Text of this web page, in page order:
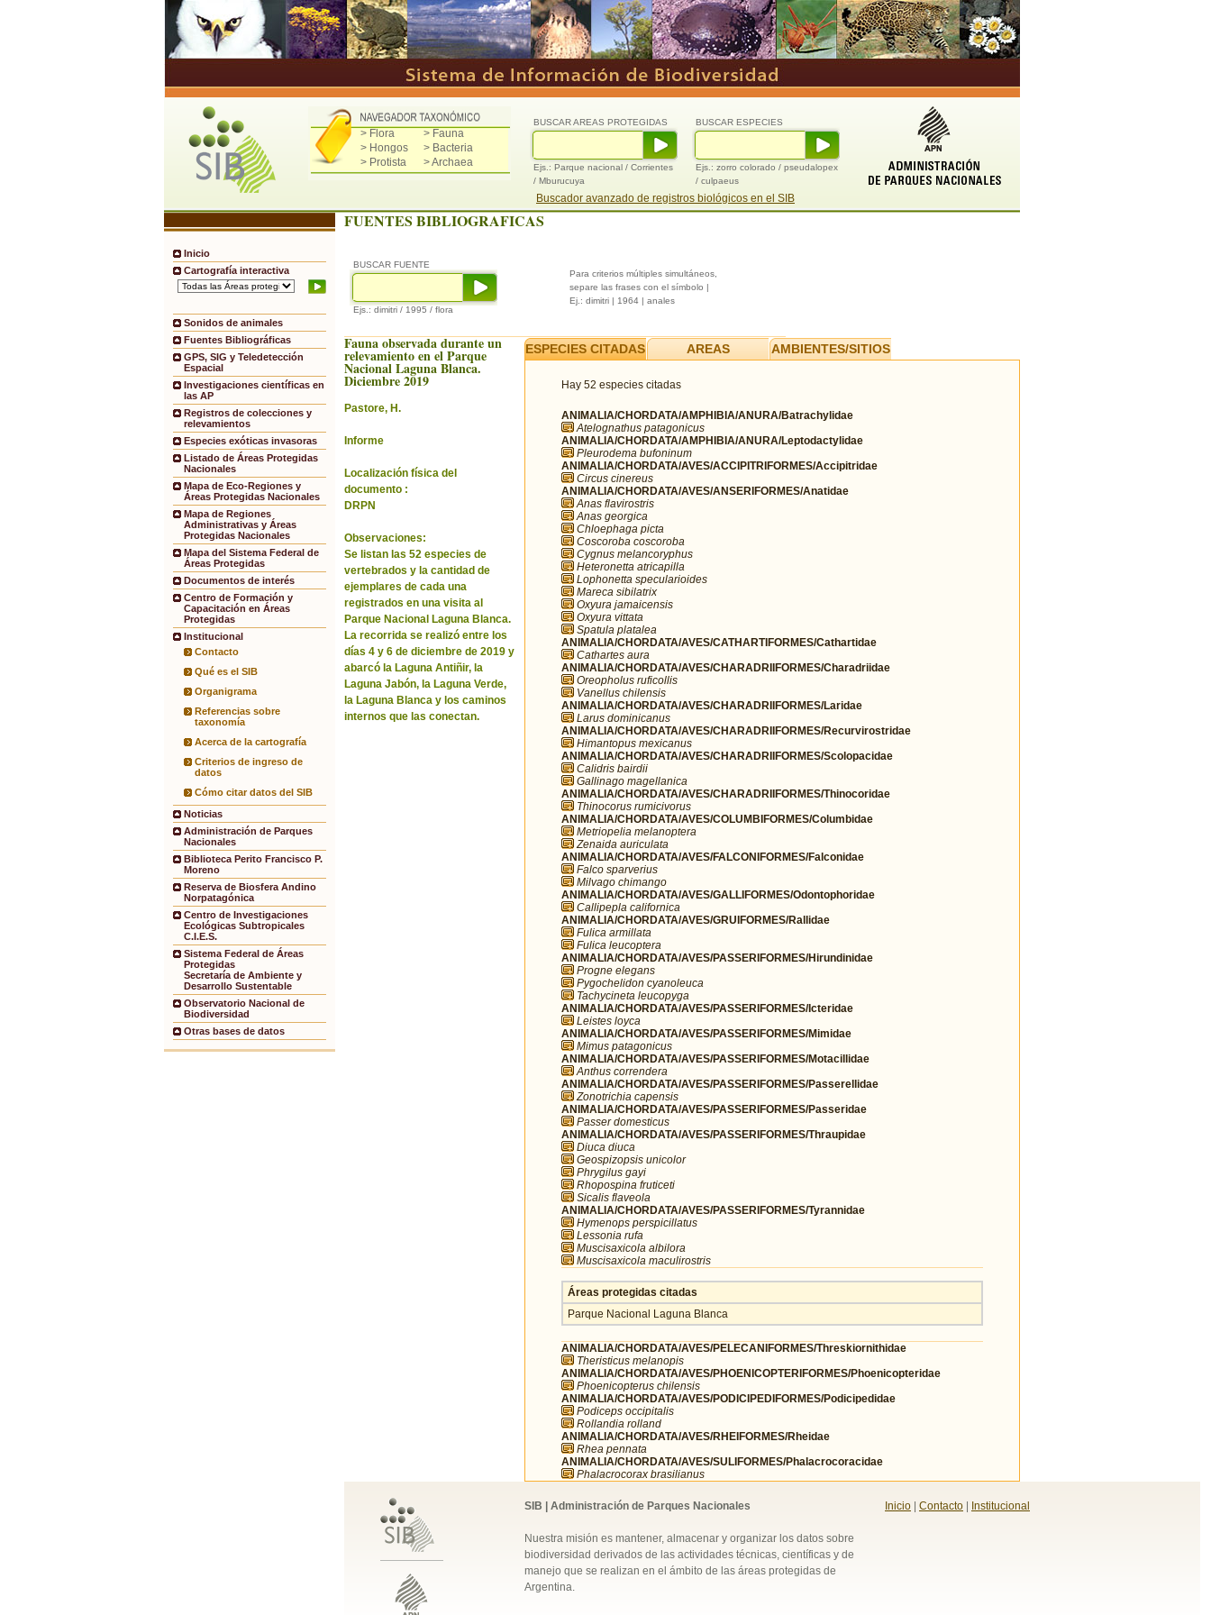
> Flora
> Fauna
> Hongos
> Bacteria
> Protista
> Archaea
BUSCAR ESPECIES
Ejs.: zorro colorado / pseudalopex
/ culpaeus
BUSCAR AREAS PROTEGIDAS
Ejs.: Parque nacional / Corrientes
/ Mburucuya
Buscador avanzado de registros biológicos en el SIB
Inicio
Cartografía interactiva
Sonidos de animales
Fuentes Bibliográficas
GPS, SIG y Teledetección
Espacial
Investigaciones científicas en
las AP
Registros de colecciones y
relevamientos
Especies exóticas invasoras
Listado de Áreas Protegidas
Nacionales
Mapa de Eco-Regiones y
Áreas Protegidas Nacionales
Mapa de Regiones
Administrativas y Áreas
Protegidas Nacionales
Mapa del Sistema Federal de
Áreas Protegidas
Documentos de interés
Centro de Formación y
Capacitación en Áreas
Protegidas
Institucional
Contacto
Qué es el SIB
Organigrama
Referencias sobre
taxonomía
Acerca de la cartografía
Criterios de ingreso de
datos
Cómo citar datos del SIB
Noticias
Administración de Parques
Nacionales
Biblioteca Perito Francisco P.
Moreno
Reserva de Biosfera Andino
Norpatagónica
Centro de Investigaciones
Ecológicas Subtropicales
C.I.E.S.
Sistema Federal de Áreas
Protegidas
Secretaría de Ambiente y
Desarrollo Sustentable
Observatorio Nacional de
Biodiversidad
Otras bases de datos
FUENTES BIBLIOGRAFICAS
BUSCAR FUENTE
Ejs.: dimitri / 1995 / flora
Para criterios múltiples simultáneos,
separe las frases con el símbolo |
Ej.: dimitri | 1964 | anales
Fauna observada durante un
relevamiento en el Parque
Nacional Laguna Blanca.
Diciembre 2019
Pastore, H.
Informe
Localización física del
documento :
DRPN
Observaciones:
Se listan las 52 especies de
vertebrados y la cantidad de
ejemplares de cada una
registrados en una visita al
Parque Nacional Laguna Blanca.
La recorrida se realizó entre los
días 4 y 6 de diciembre de 2019 y
abarcó la Laguna Antiñir, la
Laguna Jabón, la Laguna Verde,
la Laguna Blanca y los caminos
internos que las conectan.
ESPECIES CITADAS AREAS AMBIENTES/SITIOS
Hay 52 especies citadas
ANIMALIA/CHORDATA/AMPHIBIA/ANURA/Batrachylidae
Atelognathus patagonicus
ANIMALIA/CHORDATA/AMPHIBIA/ANURA/Leptodactylidae
Pleurodema bufoninum
ANIMALIA/CHORDATA/AVES/ACCIPITRIFORMES/Accipitridae
Circus cinereus
ANIMALIA/CHORDATA/AVES/ANSERIFORMES/Anatidae
Anas flavirostris
Anas georgica
Chloephaga picta
Coscoroba coscoroba
Cygnus melancoryphus
Heteronetta atricapilla
Lophonetta specularioides
Mareca sibilatrix
Oxyura jamaicensis
Oxyura vittata
Spatula platalea
ANIMALIA/CHORDATA/AVES/CATHARTIFORMES/Cathartidae
Cathartes aura
ANIMALIA/CHORDATA/AVES/CHARADRIIFORMES/Charadriidae
Oreopholus ruficollis
Vanellus chilensis
ANIMALIA/CHORDATA/AVES/CHARADRIIFORMES/Laridae
Larus dominicanus
ANIMALIA/CHORDATA/AVES/CHARADRIIFORMES/Recurvirostridae
Himantopus mexicanus
ANIMALIA/CHORDATA/AVES/CHARADRIIFORMES/Scolopacidae
Calidris bairdii
Gallinago magellanica
ANIMALIA/CHORDATA/AVES/CHARADRIIFORMES/Thinocoridae
Thinocorus rumicivorus
ANIMALIA/CHORDATA/AVES/COLUMBIFORMES/Columbidae
Metriopelia melanoptera
Zenaida auriculata
ANIMALIA/CHORDATA/AVES/FALCONIFORMES/Falconidae
Falco sparverius
Milvago chimango
ANIMALIA/CHORDATA/AVES/GALLIFORMES/Odontophoridae
Callipepla californica
ANIMALIA/CHORDATA/AVES/GRUIFORMES/Rallidae
Fulica armillata
Fulica leucoptera
ANIMALIA/CHORDATA/AVES/PASSERIFORMES/Hirundinidae
Progne elegans
Pygochelidon cyanoleuca
Tachycineta leucopyga
ANIMALIA/CHORDATA/AVES/PASSERIFORMES/Icteridae
Leistes loyca
ANIMALIA/CHORDATA/AVES/PASSERIFORMES/Mimidae
Mimus patagonicus
ANIMALIA/CHORDATA/AVES/PASSERIFORMES/Motacillidae
Anthus correndera
ANIMALIA/CHORDATA/AVES/PASSERIFORMES/Passerellidae
Zonotrichia capensis
ANIMALIA/CHORDATA/AVES/PASSERIFORMES/Passeridae
Passer domesticus
ANIMALIA/CHORDATA/AVES/PASSERIFORMES/Thraupidae
Diuca diuca
Geospizopsis unicolor
Phrygilus gayi
Rhopospina fruticeti
Sicalis flaveola
ANIMALIA/CHORDATA/AVES/PASSERIFORMES/Tyrannidae
Hymenops perspicillatus
Lessonia rufa
Muscisaxicola albilora
Muscisaxicola maculirostris
Áreas protegidas citadas
Parque Nacional Laguna Blanca
ANIMALIA/CHORDATA/AVES/PELECANIFORMES/Threskiornithidae
Theristicus melanopis
ANIMALIA/CHORDATA/AVES/PHOENICOPTERIFORMES/Phoenicopteridae
Phoenicopterus chilensis
ANIMALIA/CHORDATA/AVES/PODICIPEDIFORMES/Podicipedidae
Podiceps occipitalis
Rollandia rolland
ANIMALIA/CHORDATA/AVES/RHEIFORMES/Rheidae
Rhea pennata
ANIMALIA/CHORDATA/AVES/SULIFORMES/Phalacrocoracidae
Phalacrocorax brasilianus
SIB | Administración de Parques Nacionales
Nuestra misión es mantener, almacenar y organizar los datos sobre
biodiversidad derivados de las actividades técnicas, científicas y de
manejo que se realizan en el ámbito de las áreas protegidas de
Argentina.
Inicio | Contacto | Institucional